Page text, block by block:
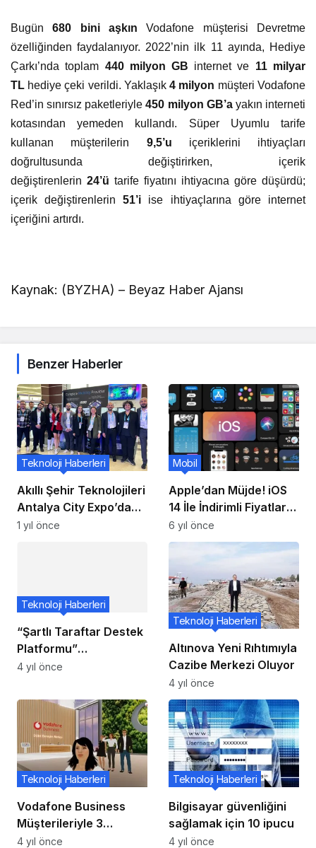
Bugün680 bini aşkın Vodafone müşterisi Devretme
özelliğinden faydalanıyor. 2022’nin ilk 11 ayında, Hediye
Çarkı’nda toplam 440 milyon GB internet ve 11 milyar
TL hediye çeki verildi. Yaklaşık4 milyon müşteri Vodafone
Red’in sınırsız paketleriyle450 milyon GB’ayakın interneti
kotasından yemeden kullandı. Süper Uyumlu tarife
kullanan müşterilerin 9,5’u içeriklerini ihtiyaçları
doğrultusunda değiştirirken, içerik
değiştirenlerin 24’ü tarife fiyatını ihtiyacına göre düşürdü;
içerik değiştirenlerin51’i ise ihtiyaçlarına göre internet
içeriğini artırdı.
Kaynak: (BYZHA) – Beyaz Haber Ajansı
Benzer Haberler
Akıllı Şehir Teknolojileri
Antalya City Expo’da
Tanıtılıyor
Teknoloji Haberleri
1 yıl önce
Apple’dan Müjde! iOS
14 İle İndirimli Fiyatlar
Geliyor!
Mobil
6 yıl önce
“Şartlı Taraftar Destek
Platformu”
FanSupport, Web
Slush 2022’de de ilgi
Teknoloji Haberleri
4 yıl önce
Altınova Yeni Rıhtımıyla
Cazibe Merkezi Oluyor
Teknoloji Haberleri
4 yıl önce
Vodafone Business
Müşterileriyle 3
Boyutlu ‘Dijital
Teknoloji Haberleri
4 yıl önce
Bilgisayar güvenliğini
sağlamak için 10 ipucu
Teknoloji Haberleri
4 yıl önce